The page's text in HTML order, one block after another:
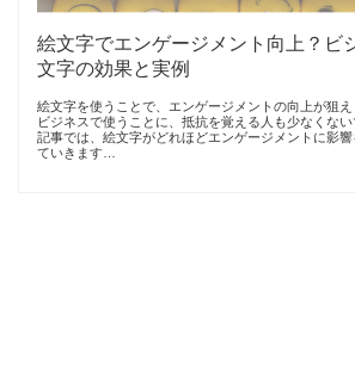
絵文字でエンゲージメント向上？ビ
文字の効果と実例
絵文字を使うことで、エンゲージメントの向上が狙
ビジネスで使うことに、抵抗を覚える人も少なくな
記事では、絵文字がどれほどエンゲージメントに影
ていきます…